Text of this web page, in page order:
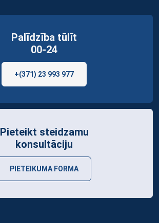
Palīdzība tūlīt
00-24
+(371) 23 993 977
Pieteikt steidzamu
konsultāciju
PIETEIKUMA FORMA